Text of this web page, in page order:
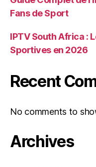
Fans de Sport
IPTV South Africa :
Sportives en 2026
Recent
No comments to
Archives